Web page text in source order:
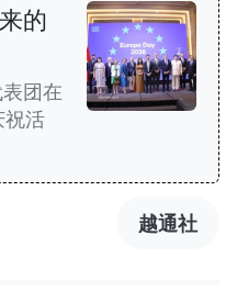
的
团在
祝活
越通社